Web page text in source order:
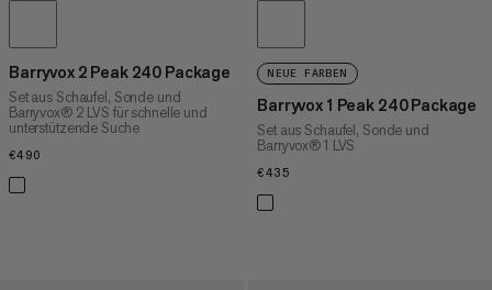
Barryvox 2 Peak 240 Package
Set aus Schaufel, Sonde und
Barryvox® 2 LVS für schnelle und
unterstützende Suche
€490
NEUE FARBEN
Barryvox 1 Peak 240 Package
Set aus Schaufel, Sonde und
Barryvox® 1 LVS
€435